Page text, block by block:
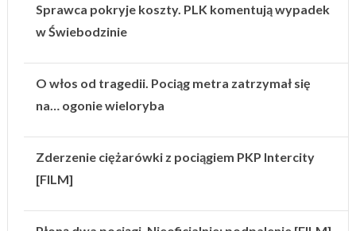
Sprawca pokryje koszty. PLK komentują wypadek
w Świebodzinie
O włos od tragedii. Pociąg metra zatrzymał się
na… ogonie wieloryba
Zderzenie ciężarówki z pociągiem PKP Intercity
[FILM]